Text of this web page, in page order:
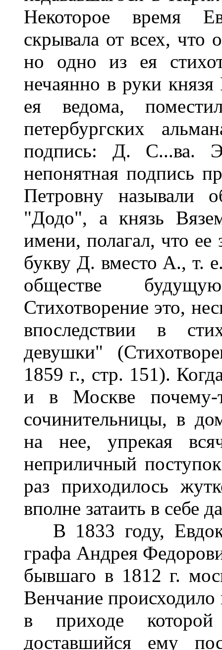
Некоторое время
скрывала от всех, что
но одно из ея
нечаянно в руки
ея ведома,
петербургских
подпись: Д. С...ва.
непонятная подпись
Петровну называли
"Додо", а князь
имени, полагал, что
букву Д. вместо А., т.
обществе
Стихотворение это,
впоследствии в
девушки"
1859 г., стр. 151).
и в Москве почему-
сочинительницы, в
на нее, упрекая
неприличный
раз приходилось
вполне затаить в себе
В 1833 году,
графа Андрея
бывшаго в 1812 г.
Венчание
в приходе
доставшийся ему